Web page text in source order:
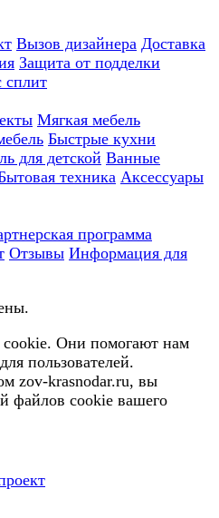
Вызов дизайнера Доставка
Защита от подделки
сплит
Мягкая мебель
Быстрые кухни
для детской Ванные
техника Аксессуары
программа
Отзывы Информация для
Они помогают нам
пользователей.
zov-krasnodar.ru, вы
файлов cookie вашего